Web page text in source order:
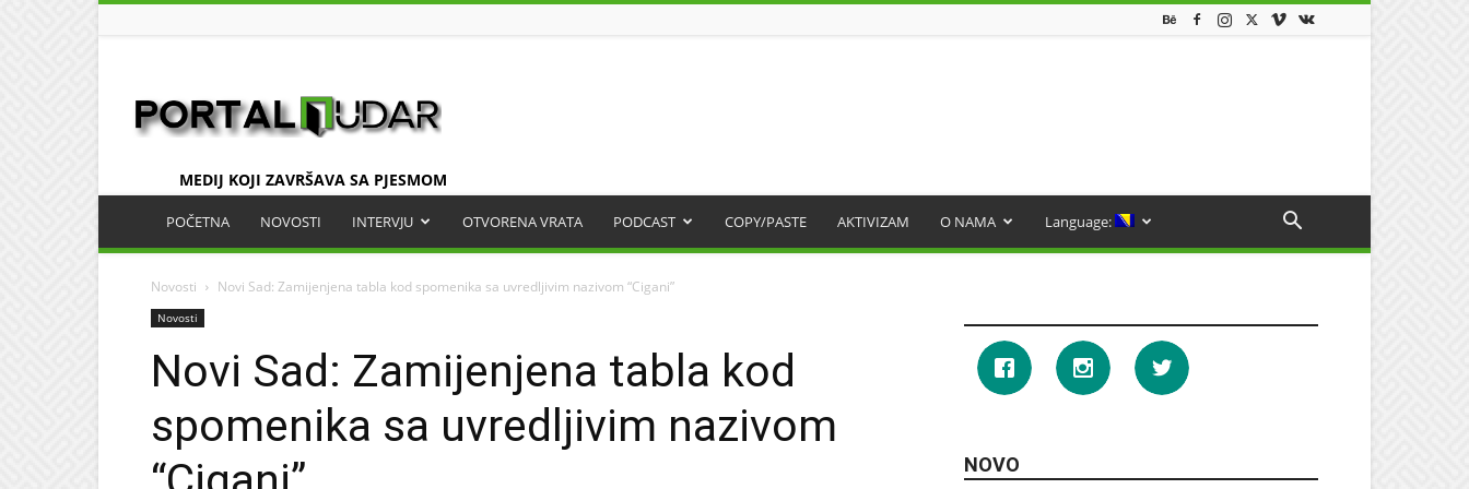
MEDIJ KOJI ZAVRŠAVA SA PJESMOM
POČETNA NOVOSTI INTERVJU OTVORENA VRATA PODCAST COPY/PASTE AKTIVIZAM O NAMA Language:
Novosti Novi Sad: Zamijenjena tabla kod spomenika sa uvredljivim nazivom “Cigani”
Novosti
Novi Sad: Zamijenjena tabla kod
spomenika sa uvredljivim nazivom
NOVO